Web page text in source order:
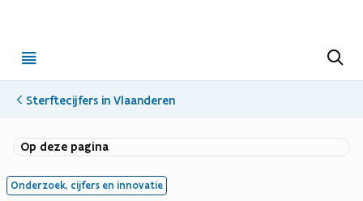
menu
Sterftecijfers in Vlaanderen
Op deze pagina
Onderzoek, cijfers en innovatie